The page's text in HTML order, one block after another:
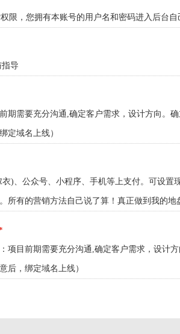
限，您拥有本账号的用户名和密码进入后台自
导
需要充分沟通,确定客户需求，设计方向。确
定域名上线）
)、公众号、小程序、手机等上支付。可设置
有的营销方法自己说了算！真正做到我的地
项目前期需要充分沟通,确定客户需求，设计
后，绑定域名上线）